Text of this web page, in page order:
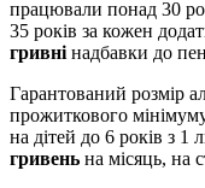
працювали понад 30
35 років за кожен
гривні надбавки до
Гарантований розмір
прожиткового
на дітей до 6 років з 1
гривень на місяць, на